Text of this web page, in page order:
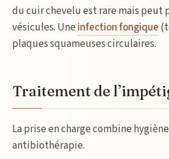
du cuir chevelu est rare mais peut
vésicules. Une infection fongique
plaques squameuses circulaires.
Traitement de
La prise en charge combine
antibiothérapie.